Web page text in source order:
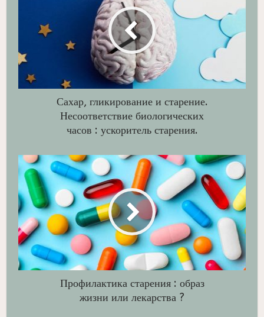
Сахар, гликирование и старение.
Несоответствие биологических
часов : ускоритель старения.
Профилактика старения : образ
жизни или лекарства ?